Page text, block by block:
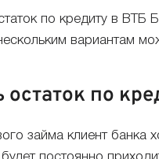
займы
займы
займы
С
Кредитные карты
Беспроцентные
Кредитные карты с
по кредиту в
вариантам
остаток по
займа клиент банка